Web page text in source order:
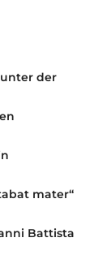
der
mater“
Battista